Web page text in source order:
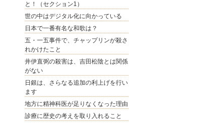
と！（セクション1）
世の中はデジタル化に向かっている
日本で一番有名な和歌は？
五・一五事件で、チャップリンが殺さ
れかけたこと
井伊直弼の殺害は、吉田松陰とは関係
がない
日銀は、さらなる追加の利上げを行い
ます
地方に精神科医が足りなくなった理由
診療に歴史の考えを取り入れること